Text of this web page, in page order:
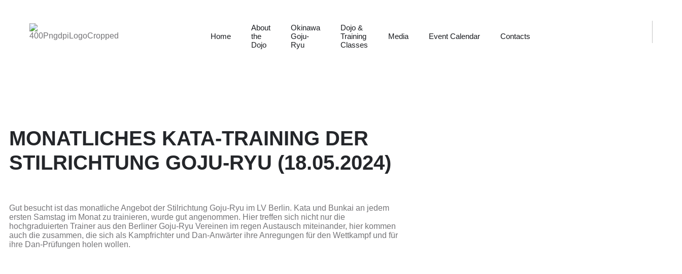
Home
About
the
Dojo
Okinawa
Goju-
Ryu
Dojo &
Training
Classes
Media Event Calendar Contacts
MONATLICHES KATA-TRAINING DER
STILRICHTUNG GOJU-RYU (18.05.2024)
Gut besucht ist das monatliche Angebot der Stilrichtung Goju-Ryu im LV Berlin. Kata und Bunkai an jedem
ersten Samstag im Monat zu trainieren, wurde gut angenommen. Hier treffen sich nicht nur die
hochgraduierten Trainer aus den Berliner Goju-Ryu Vereinen im regen Austausch miteinander, hier kommen
auch die zusammen, die sich als Kampfrichter und Dan-Anwärter ihre Anregungen für den Wettkampf und für
ihre Dan-Prüfungen holen wollen.